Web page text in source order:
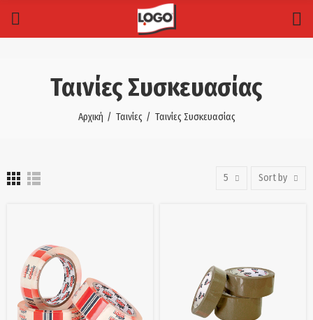
Ταινίες Συσκευασίας
Αρχική Ταινίες Ταινίες Συσκευασίας
5 Sort by